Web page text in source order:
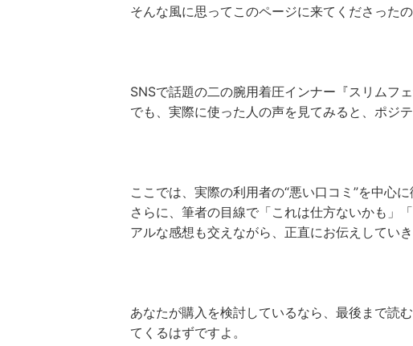
そんな風に思ってこのページに来てくださった
SNSで話題の二の腕用着圧インナー『スリムフェ
でも、実際に使った人の声を見てみると、ポジ
ここでは、実際の利用者の“悪い口コミ”を中心に
さらに、筆者の目線で「これは仕方ないかも」
アルな感想も交えながら、正直にお伝えしていき
あなたが購入を検討しているなら、最後まで読
てくるはずですよ。